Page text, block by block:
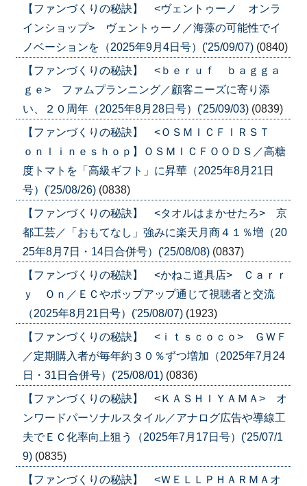
【ファンづくりの秘訣】 <ヴェントゥーノ オンラ
インショップ> ヴェントゥーノ／海藻の可能性でイ
ノベーションを（2025年9月4日号）('25/09/07) (0840)
【ファンづくりの秘訣】 <ｂｅｒｕｆ ｂａｇｇａ
ｇｅ> ファムプランニング／顧客ニーズに寄り添
い、２０周年（2025年8月28日号）('25/09/03) (0839)
【ファンづくりの秘訣】 <ＯＳＭＩＣＦＩＲＳＴ
ｏｎｌｉｎｅｓｈｏｐ】ＯＳＭＩＣＦＯＯＤＳ／高糖
度トマトを「高級ギフト」に昇華（2025年8月21日
号）('25/08/26) (0838)
【ファンづくりの秘訣】 <タオルはまかせたろ> 京
都工芸／「おもてなし」強みに楽天月商４１％増（20
25年8月7日・14日合併号）('25/08/08) (0837)
【ファンづくりの秘訣】 <かねこ道具店> Ｃａｒｒ
ｙ Ｏｎ／ＥＣやポップアップ通じて視聴者と交流
（2025年8月21日号）('25/08/07) (1923)
【ファンづくりの秘訣】 <ｉｔｓｃｏｃｏ> ＧＷＦ
／定期購入者が毎年約３０％ずつ増加（2025年7月24
日・31日合併号）('25/08/01) (0836)
【ファンづくりの秘訣】 <ＫＡＳＨＩＹＡＭＡ> オ
ンワードパーソナルスタイル／アナログ広告や導線工
夫でＥＣ化率向上狙う（2025年7月17日号）('25/07/1
9) (0835)
【ファンづくりの秘訣】 <ＷＥＬＬＰＨＡＲＭＡオ